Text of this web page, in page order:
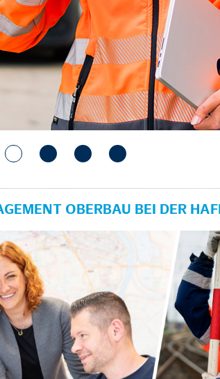
OBERBAU BEI DER